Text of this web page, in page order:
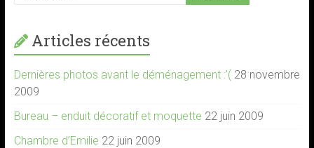
Articles récents
Dernières photos avant le déménagement :'( 28 novembre
2009
Bureau – enduit décoratif et moquette 22 juin 2009
Chambre d’Emilie 22 juin 2009